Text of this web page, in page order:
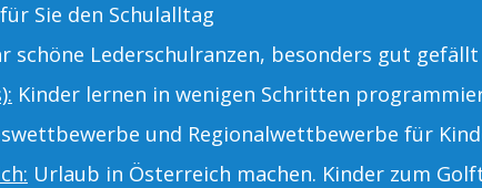
Sie den Schulalltag
schöne Lederschulranzen, besonders gut
Kinder lernen in wenigen Schritten
und Regionalwettbewerbe für
Urlaub in Österreich machen. Kinder zum